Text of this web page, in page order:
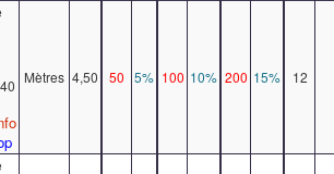
Mètres 4,50 50 5% 100 10% 200 15% 12